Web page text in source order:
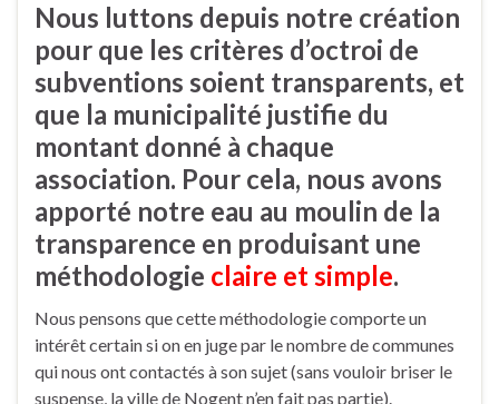
Nous luttons depuis notre création
pour que les critères d’octroi de
subventions soient transparents, et
que la municipalité justifie du
montant donné à chaque
association. Pour cela, nous avons
apporté notre eau au moulin de la
transparence en produisant une
méthodologie claire et simple.
Nous pensons que cette méthodologie comporte un
intérêt certain si on en juge par le nombre de communes
qui nous ont contactés à son sujet (sans vouloir briser le
suspense, la ville de Nogent n’en fait pas partie).